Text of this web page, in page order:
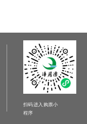
扫码进入购票小
程序